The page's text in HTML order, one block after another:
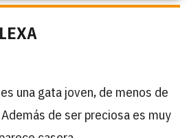
una gata joven, de menos de
Además de ser preciosa es muy